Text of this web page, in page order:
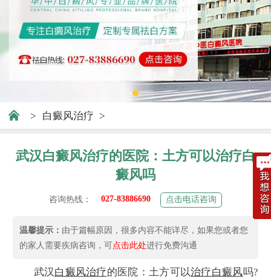
> 白癜风治疗 >
武汉白癜风治疗的医院：土方可以治疗白
癜风吗
咨询热线： 027-83886690 点击电话咨询
温馨提示： 由于篇幅原因，很多内容不能详尽，如果您或者您
的家人需要疾病咨询，可点击此处进行免费沟通
武汉白癜风治疗的医院：土方可以治疗白癜风吗?